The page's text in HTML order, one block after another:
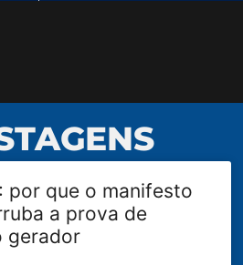
por que o manifesto
a prova de
gerador